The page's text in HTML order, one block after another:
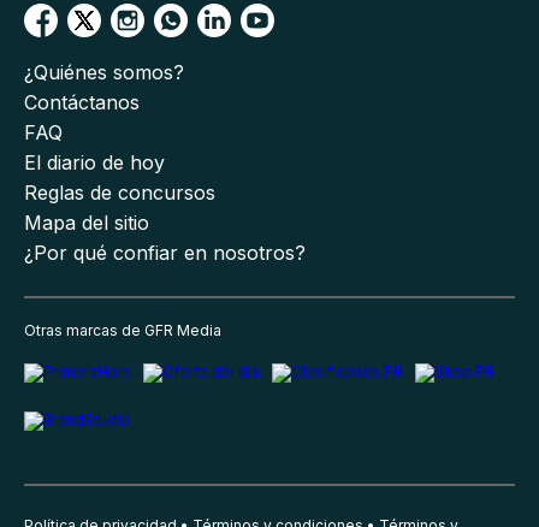
¿Quiénes somos?
Contáctanos
FAQ
El diario de hoy
Reglas de concursos
Mapa del sitio
¿Por qué confiar en nosotros?
Otras marcas de GFR Media